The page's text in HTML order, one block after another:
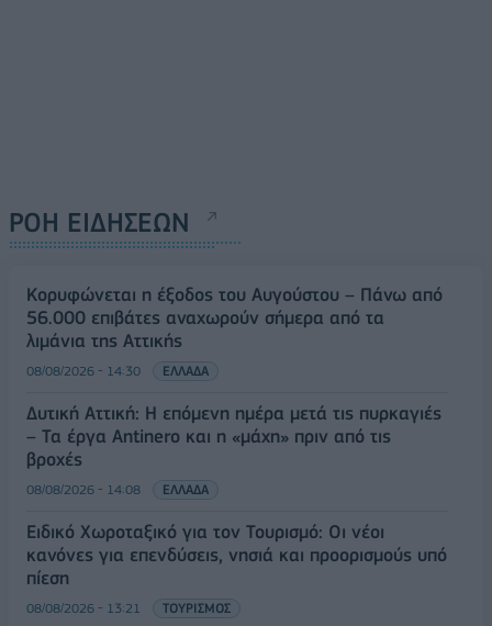
ΡΟΗ ΕΙΔΗΣΕΩΝ
Κορυφώνεται η έξοδος του Αυγούστου – Πάνω από
56.000 επιβάτες αναχωρούν σήμερα από τα
λιμάνια της Αττικής
08/08/2026 - 14:30 ΕΛΛΑΔΑ
Δυτική Αττική: Η επόμενη ημέρα μετά τις πυρκαγιές
– Τα έργα Antinero και η «μάχη» πριν από τις
βροχές
08/08/2026 - 14:08 ΕΛΛΑΔΑ
Ειδικό Χωροταξικό για τον Τουρισμό: Οι νέοι
κανόνες για επενδύσεις, νησιά και προορισμούς υπό
πίεση
08/08/2026 - 13:21 ΤΟΥΡΙΣΜΟΣ